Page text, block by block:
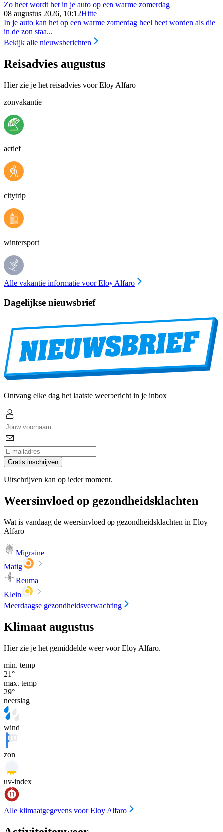
Zo heet wordt het in je auto op een warme zomerdag
08 augustus 2026, 10:12Hitte
In je auto kan het op een warme zomerdag heel heet worden als die
in de zon staa...
Bekijk alle nieuwsberichten
Reisadvies augustus
Hier zie je het reisadvies voor Eloy Alfaro
zonvakantie
actief
citytrip
wintersport
Alle vakantie informatie voor Eloy Alfaro
Dagelijkse nieuwsbrief
Ontvang elke dag het laatste weerbericht in je inbox
Gratis inschrijven
Uitschrijven kan op ieder moment.
Weersinvloed op gezondheidsklachten
Wat is vandaag de weersinvloed op gezondheidsklachten in Eloy
Alfaro
Migraine
Matig
Reuma
Klein
Meerdaagse gezondheidsverwachting
Klimaat augustus
Hier zie je het gemiddelde weer voor Eloy Alfaro.
min. temp
21°
max. temp
29°
neerslag
wind
zon
uv-index
Alle klimaatgegevens voor Eloy Alfaro